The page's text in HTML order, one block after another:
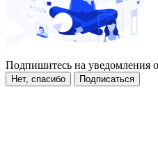
Подпишитесь на уведомления
Нет, спасибо Подписаться